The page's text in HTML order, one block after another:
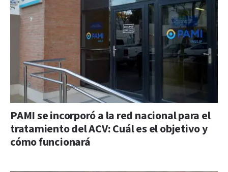
PAMI se incorporó a la red nacional para el
tratamiento del ACV: Cuál es el objetivo y
cómo funcionará